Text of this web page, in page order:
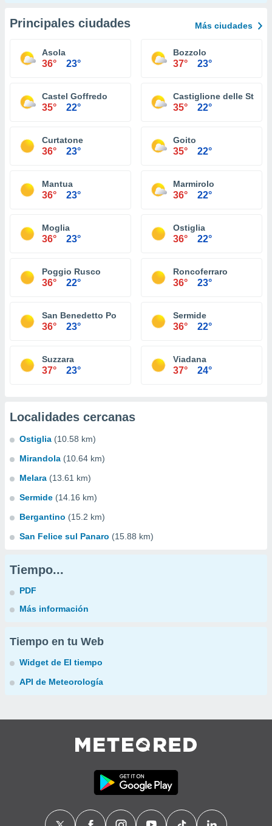
Principales ciudades Más ciudades
Asola
36° 23°
Bozzolo
37° 23°
Castel Goffredo
35° 22°
Castiglione delle
35° 22°
Curtatone
36° 23°
Goito
35° 22°
Mantua
36° 23°
Marmirolo
36° 22°
Moglia
36° 23°
Ostiglia
36° 22°
Poggio Rusco
36° 22°
Roncoferraro
36° 23°
San Benedetto Po
36° 23°
Sermide
36° 22°
Suzzara
37° 23°
Viadana
37° 24°
Localidades cercanas
Ostiglia (10.58 km)
Mirandola (10.64 km)
Melara (13.61 km)
Sermide (14.16 km)
Bergantino (15.2 km)
San Felice sul Panaro (15.88 km)
Tiempo...
PDF
Más información
Tiempo en tu Web
Widget de El tiempo
API de Meteorología